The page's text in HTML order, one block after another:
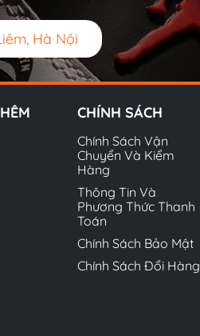
Hà Nội
CHÍNH SÁCH
Chính Sách Vận
Chuyển Và Kiểm
Hàng
Thông Tin Và
Phương Thức Thanh
Toán
Chính Sách Bảo Mật
Chính Sách Đổi Hàng